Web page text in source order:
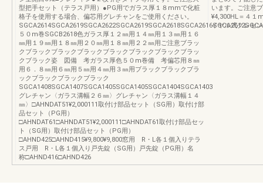
型把手セット（テラス戸用）●PG用でガラス厚１８mmで化粧
格子を使用する場合、偏芯用グレチャンをご使用ください。
５０m巻SGCB2618色ガラス厚１２㎜用１４㎜用１３㎜用１６
㎜用１９㎜用１８㎜用２０㎜用１８㎜用２２㎜用ご注意ブラッ
クブラックブラックブラックブラックブラックブラックブラッ
クブラック姿 図備 考ガラス厚色５０m巻備 考偏芯用８㎜
用６．８㎜用６㎜用５㎜用４㎜用３㎜用ブラックブラックブラ
ックブラックブラックブラック
SGCA1408SGCA1407SGCA1405SGCA1405SGCA1404SGCA1403
グレチャン〈ガラス溝幅２６㎜〉グレチャン〈ガラス溝幅１４
㎜〉□AHNDAT51¥2,000111取付け部品セット（SG用）取付け部
品セット（PG用）
□AHNDAT61□AHNDAT51¥2,000111□AHNDAT61取付け部品セッ
ト（SG用）取付け部品セット（PG用）
□AHND425□AHND415¥9,800¥9,800窓用 R・L各１個入りテラ
ス戸用 R・L各１個入り戸先錠（SG用）戸先錠（PG用）名
称□AHND416□AHND426
います。ご注意
¥4,300HL＝４１
イヤル式クレセ